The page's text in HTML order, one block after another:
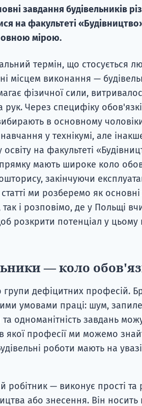
завдання будівельників
на факультеті
мірою.
термін, що стосується
місцем виконання —
фізичної сили,
Через специфіку
в основному
у технікумі, але
на факультеті
мають широке коло
закінчуючи
ми розберемо як
так і розповімо, де у Польщі
розкрити потенціал у
— коло
групи дефіцитних професій.
умовами праці: шум,
одноманітність завдань
якої професії ми можемо
роботи мають на
робітник — виконує прості та
або знесення. Він носить